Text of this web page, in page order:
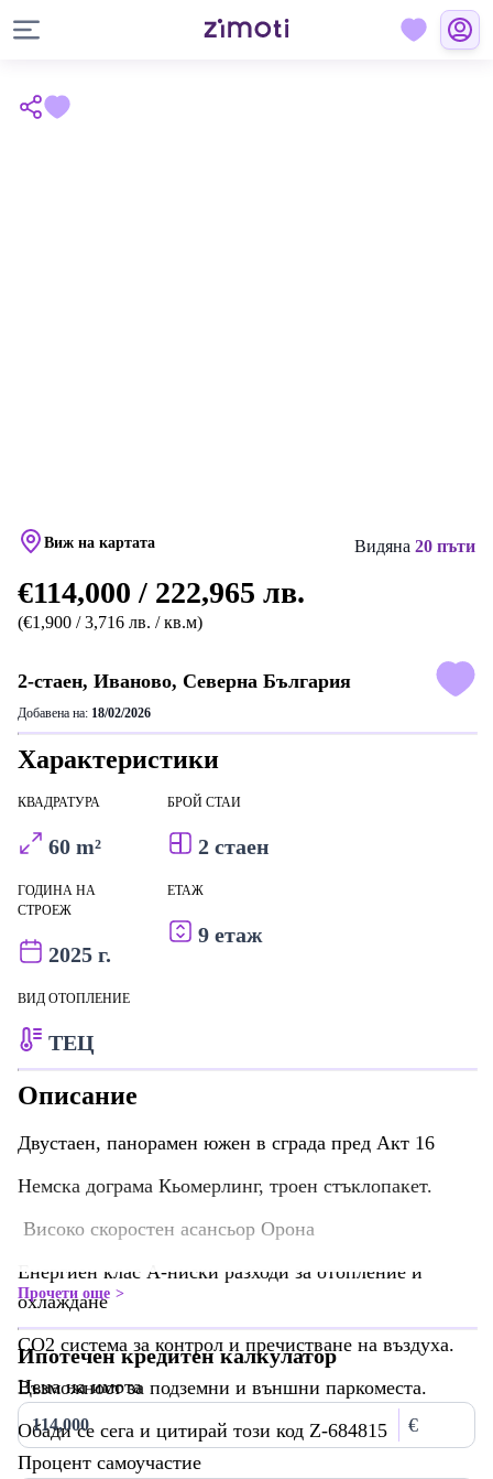
Виж на картата Видяна 20 пъти
€114,000 / 222,965 лв.
(€1,900 / 3,716 лв. / кв.м)
2-стаен, Иваново, Северна България
Добавена на: 18/02/2026
Характеристики
КВАДРАТУРА
60 m²
БРОЙ СТАИ
2 стаен
ГОДИНА НА
СТРОЕЖ
2025 г.
ЕТАЖ
9 етаж
ВИД ОТОПЛЕНИЕ
ТЕЦ
Описание
Двустаен, панорамен южен в сграда пред Акт 16
Немска дограма Кьомерлинг, троен стъклопакет.
Високо скоростен асансьор Орона
Енергиен клас А-ниски разходи за отопление и
охлаждане
CO2 система за контрол и пречистване на въздуха.
Възможност за подземни и външни паркоместа.
Обади се сега и цитирай този код Z-684815
Прочети още
Ипотечен кредитен калкулатор
Цена на имота
€
Процент самоучастие